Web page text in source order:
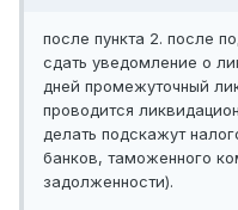
после пункта 2. после
сдать уведомление о
дней промежуточный
проводится
делать подскажут
банков, таможенного
задолженности).